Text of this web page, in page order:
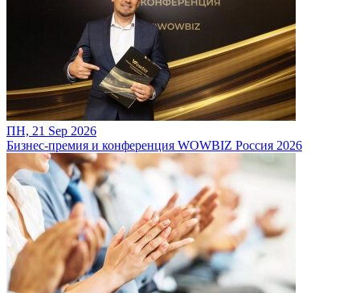
ПН, 21 Sep 2026
Бизнес-премия и конференция WOWBIZ Россия 2026